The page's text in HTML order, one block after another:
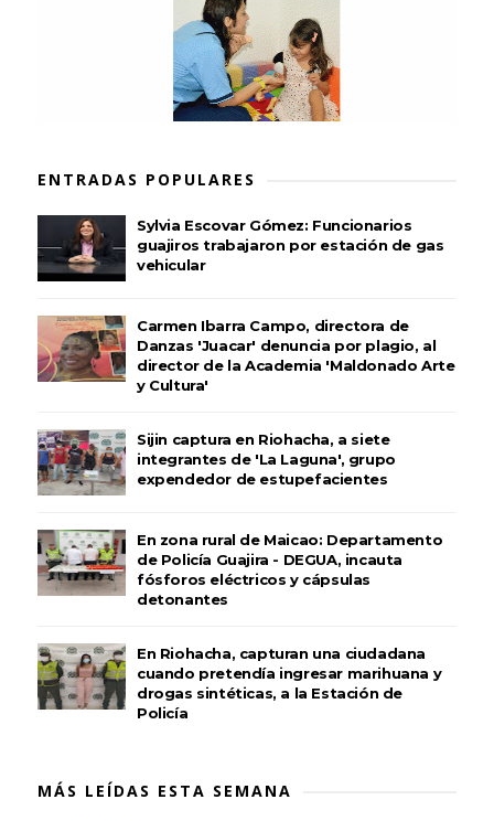
ENTRADAS POPULARES
Sylvia Escovar Gómez: Funcionarios
guajiros trabajaron por estación de gas
vehicular
Carmen Ibarra Campo, directora de
Danzas 'Juacar' denuncia por plagio, al
director de la Academia 'Maldonado Arte
y Cultura'
Sijin captura en Riohacha, a siete
integrantes de 'La Laguna', grupo
expendedor de estupefacientes
En zona rural de Maicao: Departamento
de Policía Guajira - DEGUA, incauta
fósforos eléctricos y cápsulas
detonantes
En Riohacha, capturan una ciudadana
cuando pretendía ingresar marihuana y
drogas sintéticas, a la Estación de
Policía
MÁS LEÍDAS ESTA SEMANA